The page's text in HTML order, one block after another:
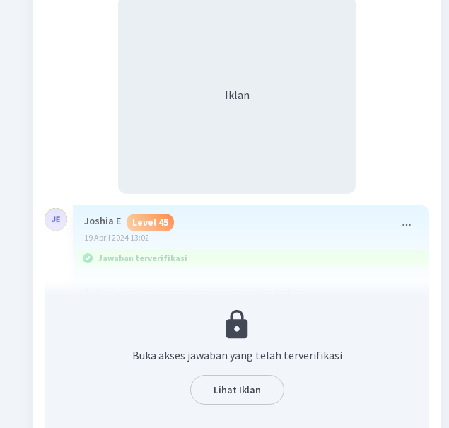
Iklan
Joshia E Level 45
19 April 2024 13:02
Jawaban terverifikasi
- Kubus A (Yang paling atas) : 1 cm
= x3= 2
Panjang rusuk kubus B = 2 m
- Kubus C (Paling bawah) : 27 cm3= x3= 3
Panjang rusuk kubus C = 3 m
Buka akses jawaban yang telah terverifikasi
Lihat Iklan